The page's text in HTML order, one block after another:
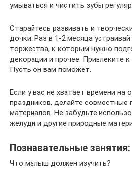
умываться и чистить зубы
Старайтесь развивать и
дочки. Раз в 1-2 месяца
торжества, к которым нужно
декорации и прочее. Привлеките
Пусть он вам поможет.
Если у вас не хватает времени на
праздников, делайте совместные
материалов. Не забудьте
желуди и другие природные
Познавательные занятия:
Что малыш должен изучить?